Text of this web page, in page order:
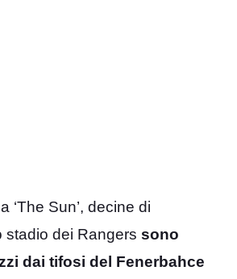
‘The Sun’, decine di
stadio dei Rangers sono
dai tifosi del Fenerbahce